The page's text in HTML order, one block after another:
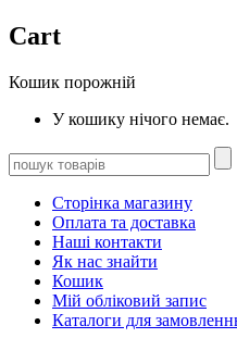
Cart
Кошик порожній
У кошику нічого немає.
Сторінка магазину
Оплата та доставка
Наші контакти
Як нас знайти
Кошик
Мій обліковий запис
Каталоги для